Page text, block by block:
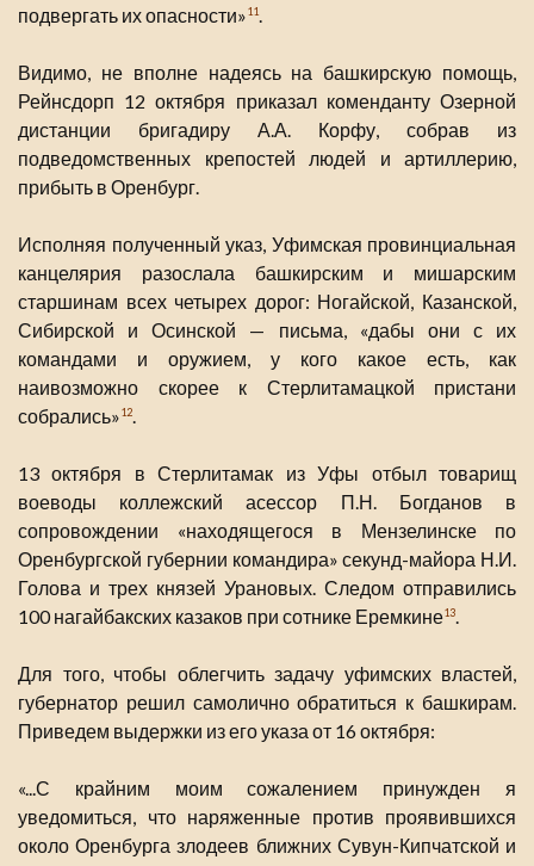
подвергать их опасности»11.
Видимо, не вполне надеясь на башкирскую помощь,
Рейнсдорп 12 октября приказал коменданту Озерной
дистанции бригадиру А.А. Корфу, собрав из
подведомственных крепостей людей и артиллерию,
прибыть в Оренбург.
Исполняя полученный указ, Уфимская провинциальная
канцелярия разослала башкирским и мишарским
старшинам всех четырех дорог: Ногайской, Казанской,
Сибирской и Осинской — письма, «дабы они с их
командами и оружием, у кого какое есть, как
наивозможно скорее к Стерлитамацкой пристани
собрались»12.
13 октября в Стерлитамак из Уфы отбыл товарищ
воеводы коллежский асессор П.Н. Богданов в
сопровождении «находящегося в Мензелинске по
Оренбургской губернии командира» секунд-майора Н.И.
Голова и трех князей Урановых. Следом отправились
100 нагайбакских казаков при сотнике Еремкине13.
Для того, чтобы облегчить задачу уфимских властей,
губернатор решил самолично обратиться к башкирам.
Приведем выдержки из его указа от 16 октября:
«...С крайним моим сожалением принужден я
уведомиться, что наряженные против проявившихся
около Оренбурга злодеев ближних Сувун-Кипчатской и